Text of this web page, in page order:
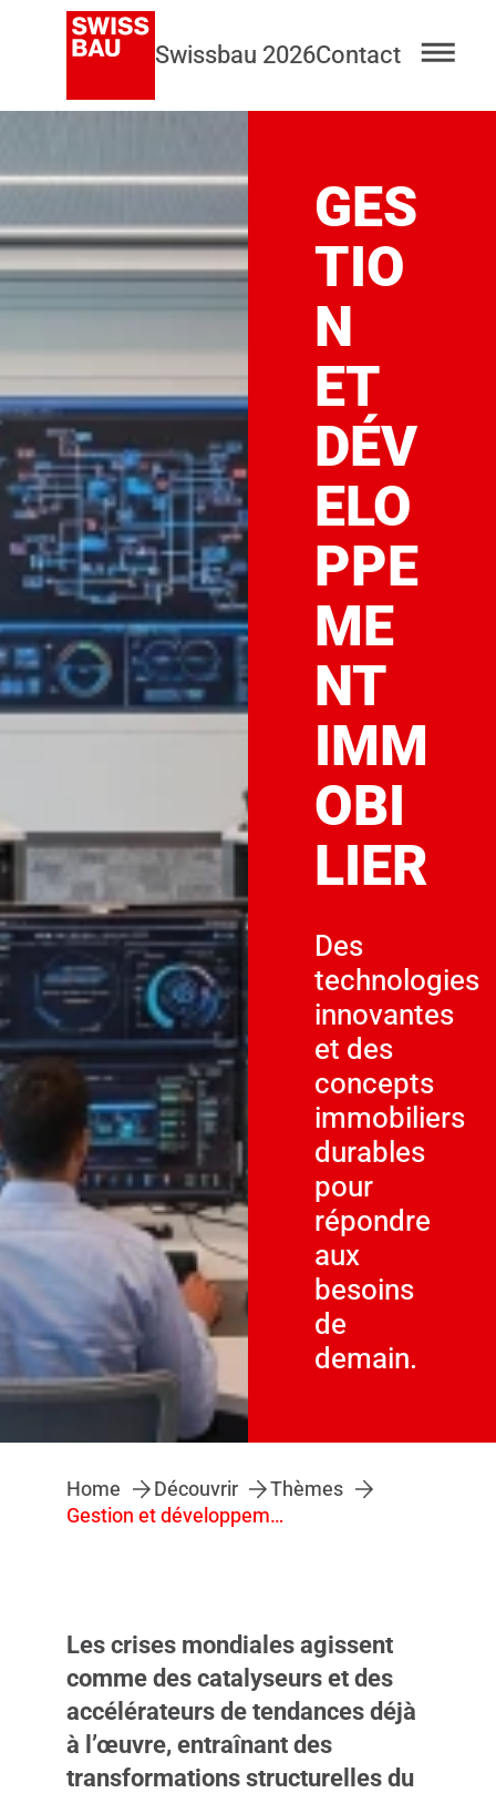
Swissbau 2026Contact
GES
TIO
N
ET
DÉV
ELO
PPE
ME
NT
IMM
OBI
LIER
Des
technologies
innovantes
et des
concepts
immobiliers
durables
pour
répondre
aux
besoins
de
demain.
Home Découvrir
Thèmes
Gestion et développement immobilier
Les crises mondiales agissent
comme des catalyseurs et des
accélérateurs de tendances déjà
à l’œuvre, entraînant des
transformations structurelles du